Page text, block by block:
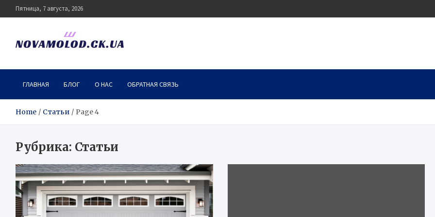
to
Пятница, 7 августа, 2026
novamolod.ck.ua
ГЛАВНАЯ БЛОГ О НАС ОБРАТНАЯ СВЯЗЬ
Home Статьи Page 4
Рубрика: Статьи